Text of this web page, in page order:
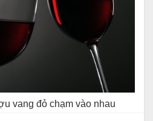
vang đỏ chạm vào nhau